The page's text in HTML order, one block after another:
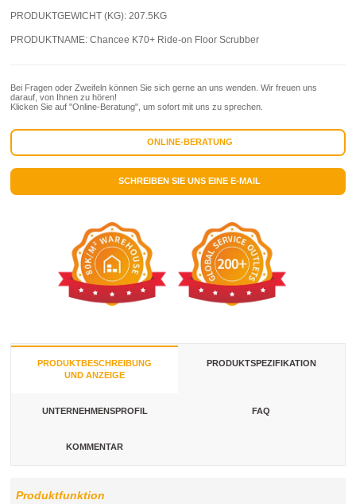
PRODUKTGEWICHT (KG):207.5KG
PRODUKTNAME:Chancee K70+ Ride-on Floor Scrubber
Bei Fragen oder Zweifeln können Sie sich gerne an uns wenden. Wir freuen uns
darauf, von Ihnen zu hören!
Klicken Sie auf "Online-Beratung", um sofort mit uns zu sprechen.
ONLINE-BERATUNG
SCHREIBEN SIE UNS EINE E-MAIL
PRODUKTBESCHREIBUNG
UND ANZEIGE
PRODUKTSPEZIFIKATION
UNTERNEHMENSPROFIL FAQ
KOMMENTAR
Produktfunktion